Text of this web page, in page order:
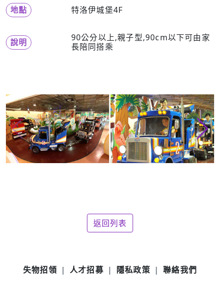
地點 特洛伊城堡4F
說明
90公分以上,親子型,90cm以下可由家
長陪同搭乘
返回列表
失物招領 人才招募 隱私政策 聯絡我們